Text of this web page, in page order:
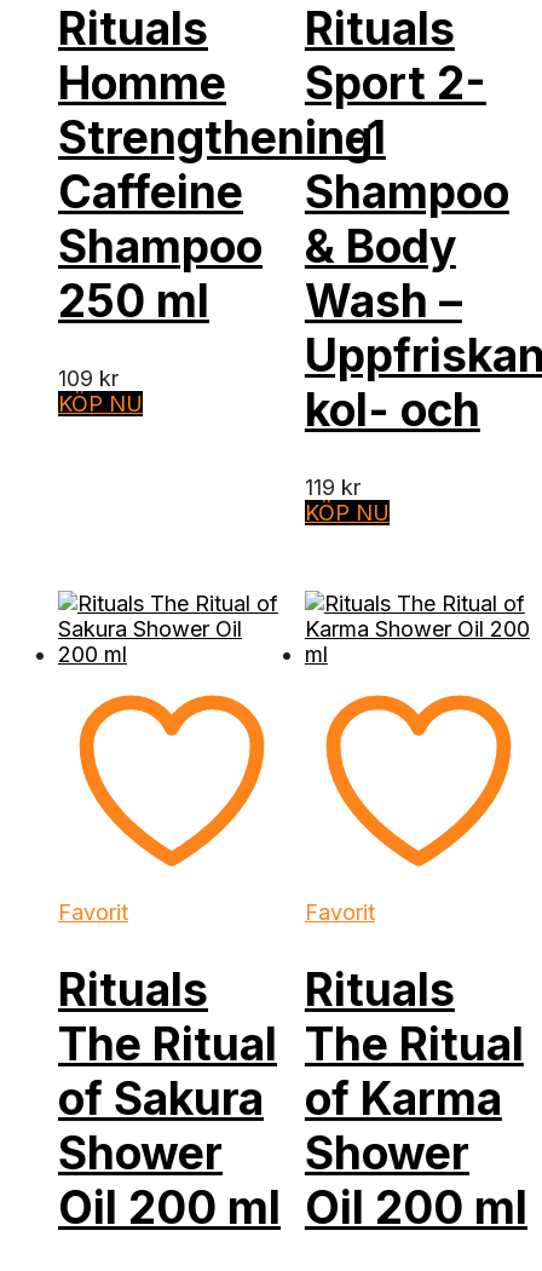
Rituals
Homme
Strengthening
Caffeine
Shampoo
250 ml
109 kr
KÖP NU
Rituals
Sport 2-
in-1
Shampoo
& Body
Wash –
kol- och
119 kr
KÖP NU
Favorit
Rituals
The Ritual
of Sakura
Shower
Oil 200 ml
Favorit
Rituals
The Ritual
of Karma
Shower
Oil 200 ml